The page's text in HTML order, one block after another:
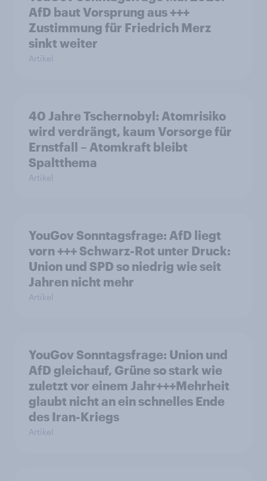
AfD baut Vorsprung aus +++
Zustimmung für Friedrich Merz
sinkt weiter
Artikel
40 Jahre Tschernobyl: Atomrisiko
wird verdrängt, kaum Vorsorge für
Ernstfall – Atomkraft bleibt
Spaltthema
Artikel
YouGov Sonntagsfrage: AfD liegt
vorn +++ Schwarz-Rot unter Druck:
Union und SPD so niedrig wie seit
Jahren nicht mehr
Artikel
YouGov Sonntagsfrage: Union und
AfD gleichauf, Grüne so stark wie
zuletzt vor einem Jahr+++Mehrheit
glaubt nicht an ein schnelles Ende
des Iran-Kriegs
Artikel